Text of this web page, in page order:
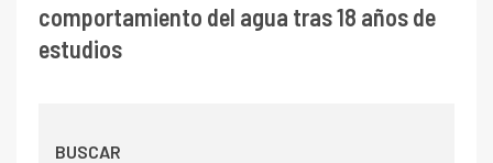
comportamiento del agua tras 18 años de
estudios
BUSCAR